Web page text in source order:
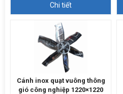
Chi tiết
Cánh inox quạt vuông thông
gió công nghiệp 1220×1220